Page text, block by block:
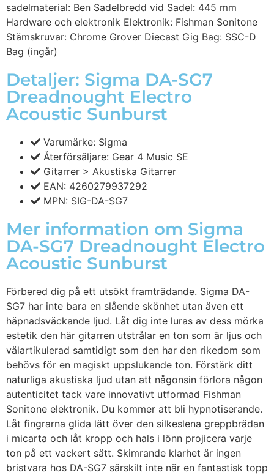
sadelmaterial: Ben Sadelbredd vid Sadel: 445 mm
Hardware och elektronik Elektronik: Fishman Sonitone
Stämskruvar: Chrome Grover Diecast Gig Bag: SSC-D
Bag (ingår)
Detaljer: Sigma DA-SG7
Dreadnought Electro
Acoustic Sunburst
Varumärke: Sigma
Återförsäljare: Gear 4 Music SE
Gitarrer > Akustiska Gitarrer
EAN: 4260279937292
MPN: SIG-DA-SG7
Mer information om Sigma
DA-SG7 Dreadnought Electro
Acoustic Sunburst
Förbered dig på ett utsökt framträdande. Sigma DA-
SG7 har inte bara en slående skönhet utan även ett
häpnadsväckande ljud. Låt dig inte luras av dess mörka
estetik den här gitarren utstrålar en ton som är ljus och
välartikulerad samtidigt som den har den rikedom som
behövs för en magiskt uppslukande ton. Förstärk ditt
naturliga akustiska ljud utan att någonsin förlora någon
autenticitet tack vare innovativt utformad Fishman
Sonitone elektronik. Du kommer att bli hypnotiserande.
Låt fingrarna glida lätt över den silkeslena greppbrädan
i micarta och låt kropp och hals i lönn projicera varje
ton på ett vackert sätt. Skimrande klarhet är ingen
bristvara hos DA-SG7 särskilt inte när en fantastisk topp